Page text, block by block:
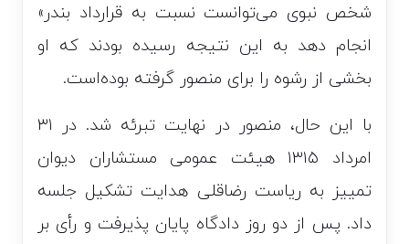
شخص نبوی می‌توانست نسبت به قرارداد بندر»
انجام دهد به این نتیجه رسیده بودند که او
بخشی از رشوه را برای منصور گرفته بوده‌است.
با این حال، منصور در نهایت تبرئه شد. در ۳۱
امرداد ۱۳۱۵ هیئت عمومی مستشاران دیوان
تمییز به ریاست رضاقلی هدایت تشکیل جلسه
داد. پس از دو روز دادگاه پایان پذیرفت و رأی بر